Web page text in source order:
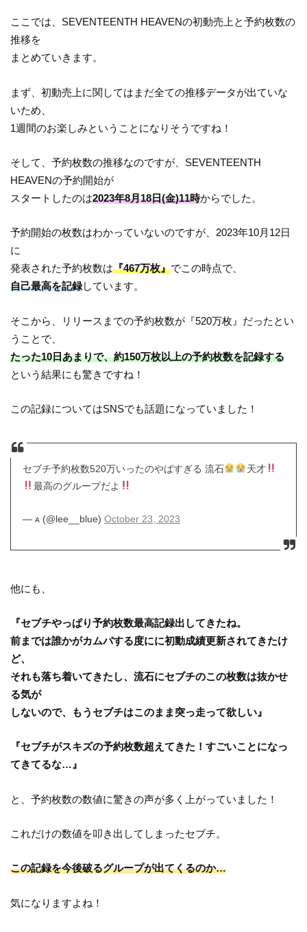
ここでは、SEVENTEENTH HEAVENの初動売上と予約枚数の
推移を
まとめていきます。
まず、初動売上に関してはまだ全ての推移データが出ていな
いため、
1週間のお楽しみということになりそうですね！
そして、予約枚数の推移なのですが、SEVENTEENTH
HEAVENの予約開始が
スタートしたのは2023年8月18日(金)11時からでした。
予約開始の枚数はわかっていないのですが、2023年10月12日
に
発表された予約枚数は『467万枚』でこの時点で、
自己最高を記録しています。
そこから、リリースまでの予約枚数が『520万枚』だったとい
うことで、
たった10日あまりで、約150万枚以上の予約枚数を記録する
という結果にも驚きですね！
この記録についてはSNSでも話題になっていました！
セブチ予約枚数520万いったのやばすぎる 流石
天才
最高のグループだよ
— ᴀ (@lee__blue) October 23, 2023
他にも、
『セブチやっぱり予約枚数最高記録出してきたね。
前までは誰かがカムバする度にに初動成績更新されてきたけ
ど、
それも落ち着いてきたし、流石にセブチのこの枚数は抜かせ
る気が
しないので、もうセブチはこのまま突っ走って欲しい』
『セブチがスキズの予約枚数超えてきた！すごいことになっ
てきてるな…』
と、予約枚数の数値に驚きの声が多く上がっていました！
これだけの数値を叩き出してしまったセブチ。
この記録を今後破るグループが出てくるのか…
気になりますよね！